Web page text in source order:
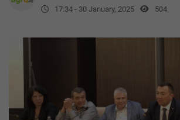
17:34 - 30 January, 2025 504